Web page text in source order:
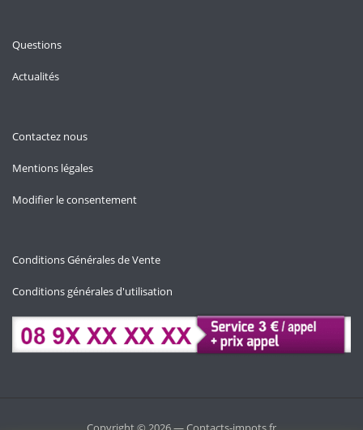
Questions
Actualités
Contactez nous
Mentions légales
Modifier le consentement
Conditions Générales de Vente
Conditions générales d'utilisation